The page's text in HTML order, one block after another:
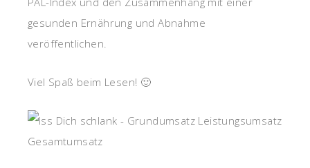
gesunden Ernährung und Abnahme
veröffentlichen.
Viel Spaß beim Lesen! 🙂